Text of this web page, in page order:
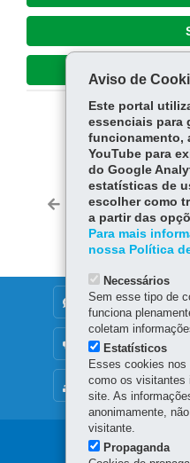
Voltar Início
MAPA DO SITE
DENUNCIE
OUVIDORIA
Navegação
Aviso de
Este portal
essenciais para
funcionamento,
YouTube para
do Google
estatísticas de
escolher como
a partir das
Para mais
nossa Política
Necessários
Sem esse tipo de
funciona
coletam
Estatísticos
Esses cookies nos
como os visitantes
site. As
anonimamente,
visitante.
Propaganda